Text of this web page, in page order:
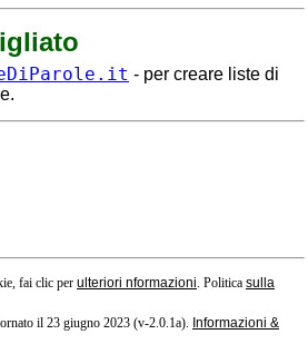
- per creare liste di
fai clic per ulteriori nformazioni. Politica sulla
il 23 giugno 2023 (v-2.0.1a). Informazioni &